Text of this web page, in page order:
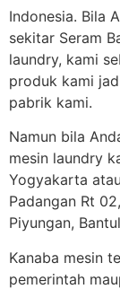
Indonesia. Bila
sekitar Seram
laundry, kami
produk kami
pabrik kami.
Namun bila
mesin laundry
Yogyakarta
Padangan Rt
Piyungan,
Kanaba mesin
pemerintah